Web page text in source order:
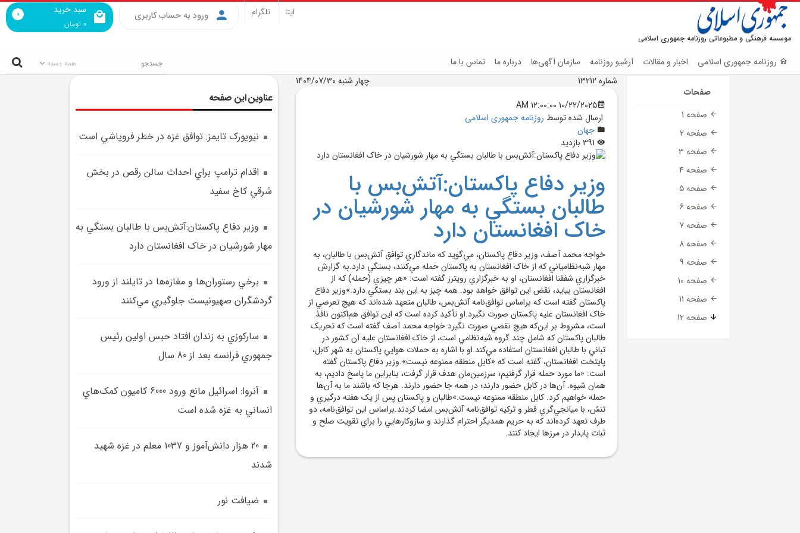
موسسه فرهنگی و مطبوعاتی روزنامه جمهوری اسلامی
سبد خرید
0 تومان
0 ورود به حساب کاربری ایتا تلگرام
روزنامه جمهوری اسلامی اخبار و مقالات آرشیو روزنامه سازمان آگهی‌ها درباره ما تماس با ما
صفحات
صفحه 1
صفحه 2
صفحه 3
صفحه 4
صفحه 5
صفحه 6
صفحه 7
صفحه 8
صفحه 9
صفحه 10
صفحه 11
صفحه 12
شماره 13212
چهار شنبه 1404/07/30
10/22/2025 12:00:00 AM
ارسال شده توسط روزنامه جمهوری اسلامی
جهان
وزير دفاع پاکستان:آتش‌بس با
طالبان بستگي به مهار شورشيان در
خاک افغانستان دارد
خواجه محمد آصف، وزير دفاع پاکستان، مي‌گويد که ماندگاري توافق آتش‌بس با طالبان، به
مهار شبه‌نظامياني که از خاک افغانستان به پاکستان حمله مي‌کنند، بستگي دارد.به گزارش
خبرگزاري شفقنا افغانستان، او به خبرگزاري رويترز گفته است: «هر چيزي (حمله) که از
افغانستان بيايد، نقض اين توافق خواهد بود. همه‌ چيز به اين بند بستگي دارد.»وزير دفاع
پاکستان گفته است که براساس توافق‌نامه‌ آتش‌بس، طالبان متعهد شده‌اند که هيچ تعرضي از
خاک افغانستان عليه پاکستان صورت نگيرد.او تأکيد کرده است که اين توافق هم‌اکنون نافذ
است، مشروط بر اين‌که هيچ نقضي صورت نگيرد.خواجه محمد آصف گفته است که تحريک
طالبان پاکستان که شامل چند گروه شبه‌نظامي است، از خاک افغانستان عليه آن کشور در
تباني با طالبان افغانستان استفاده مي‌کند.او با اشاره به حملات هوايي پاکستان به شهر کابل،
پايتخت افغانستان، گفته است که «کابل منطقه‌ ممنوعه نيست».وزير دفاع پاکستان گفته
است: «ما مورد حمله قرار گرفتيم؛ سرزمين‌مان هدف قرار گرفت، بنابراين ما پاسخ داديم، به
همان شيوه. آن‌ها در کابل حضور دارند؛ در همه‌ جا حضور دارند. هرجا که باشند ما به آن‌ها
حمله خواهيم کرد. کابل منطقه ممنوعه نيست.»طالبان و پاکستان پس از يک هفته درگيري و
تنش، با ميانجي‌گري قطر و ترکيه توافق‌نامه‌ آتش‌بس امضا کردند.براساس اين توافق‌نامه، دو
طرف تعهد کرده‌اند که به حريم همديگر احترام ‌گذارند و سازوکارهايي را براي تقويت صلح و
ثبات پايدار در مرزها ايجاد ‌کنند.
عناوین این صفحه
نيويورک تايمز: توافق غزه در خطر فروپاشي است
اقدام ترامپ براي احداث سالن رقص در بخش
شرقي کاخ سفيد
وزير دفاع پاکستان:آتش‌بس با طالبان بستگي به
مهار شورشيان در خاک افغانستان دارد
برخي رستوران‌ها و مغازه‌ها در تايلند از ورود
گردشگران صهيونيست جلوگيري مي‌کنند
سارکوزي به زندان افتاد حبس اولين رئيس
جمهوري فرانسه بعد از 80 سال
آنروا: اسرائيل مانع ورود 6000 کاميون کمک‌هاي
انساني به غزه شده است
20 هزار دانش‌آموز و 1037 معلم در غزه شهيد
شدند
ضيافت نور